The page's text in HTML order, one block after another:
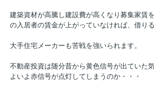
建築資材が高騰し建設費が高くなり募集家賃
の入居者の賃金が上がっていなければ、借り
大手住宅メーカーも苦戦を強いられます。
不動産投資は随分昔から黄色信号が出ていた
よいよ赤信号が点灯してしまうのか・・・